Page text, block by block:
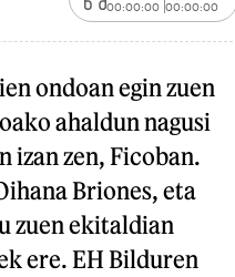
00:00:00 00:00:00
ondoan egin zuen
ahaldun nagusi
izan zen, Ficoban.
Briones, eta
zuen ekitaldian
ere. EH Bilduren